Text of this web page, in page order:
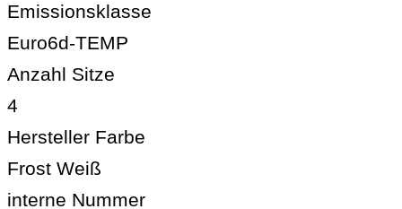
Emissionsklasse
Euro6d-TEMP
Anzahl Sitze
4
Hersteller Farbe
Frost Weiß
interne Nummer